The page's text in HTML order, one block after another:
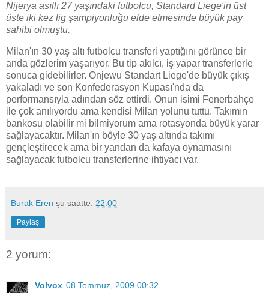
Nijerya asıllı 27 yaşındaki futbolcu, Standard Liege'in üst
üste iki kez lig şampiyonluğu elde etmesinde büyük pay
sahibi olmuştu.
Milan'ın 30 yaş altı futbolcu transferi yaptığını görünce bir
anda gözlerim yaşarıyor. Bu tip akılcı, iş yapar transferlerle
sonuca gidebilirler. Onjewu Standart Liege'de büyük çıkış
yakaladı ve son Konfederasyon Kupası'nda da
performansıyla adından söz ettirdi. Onun isimi Fenerbahçe
ile çok anılıyordu ama kendisi Milan yolunu tuttu. Takımın
bankosu olabilir mi bilmiyorum ama rotasyonda büyük yarar
sağlayacaktır. Milan'ın böyle 30 yaş altında takımı
gençleştirecek ama bir yandan da kafaya oynamasını
sağlayacak futbolcu transferlerine ihtiyacı var.
Burak Eren şu saatte: 22:00
Paylaş
2 yorum:
Volvox 08 Temmuz, 2009 00:32